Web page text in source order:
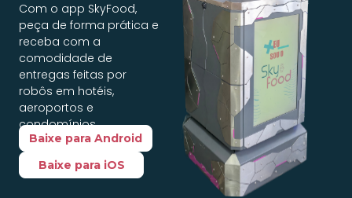
Com o app SkyFood,
peça de forma prática e
receba com a
comodidade de
entregas feitas por
robôs em hotéis,
aeroportos e
condomínios.
Baixe para Android
Baixe para iOS